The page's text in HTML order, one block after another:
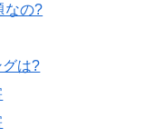
なの?
は?